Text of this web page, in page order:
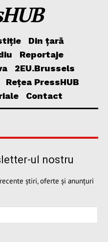
Din țară
Reportaje
2EU.Brussels
Rețea PressHUB
Contact
ul nostru
știri, oferte și anunțuri